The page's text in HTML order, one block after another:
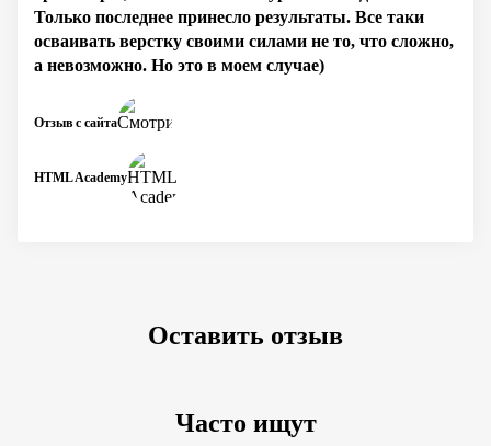
Только последнее принесло результаты. Все таки
осваивать верстку своими силами не то, что сложно,
а невозможно. Но это в моем случае)
HTML Academy
Отзыв с сайта
Оставить отзыв
Часто ищут